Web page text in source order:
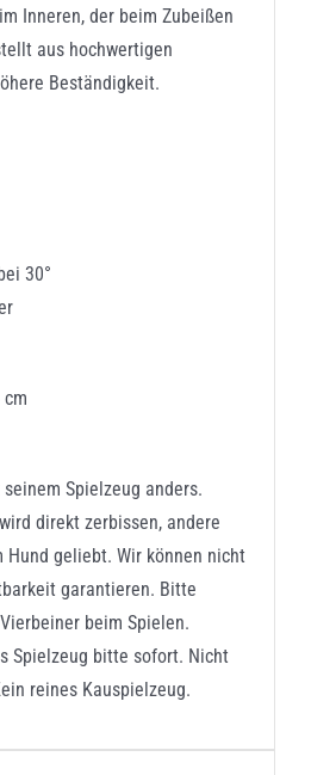
Inneren, der beim Zubeißen
aus hochwertigen
Beständigkeit.
30°
Spielzeug anders.
direkt zerbissen, andere
Hund geliebt. Wir können nicht
garantieren. Bitte
beim Spielen.
Spielzeug bitte sofort. Nicht
reines Kauspielzeug.